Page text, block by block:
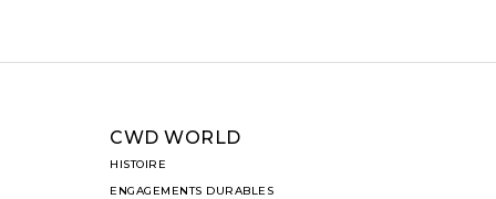
CWD WORLD
HISTOIRE
ENGAGEMENTS DURABLES